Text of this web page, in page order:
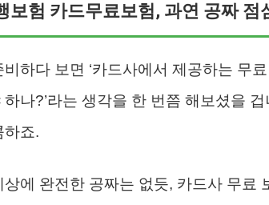
보험 카드무료보험, 과연 공짜 점
비하다 보면 ‘카드사에서 제공하는 무
나?’라는 생각을 한 번쯤 해보셨을 겁
하죠.
상에 완전한 공짜는 없듯, 카드사 무료